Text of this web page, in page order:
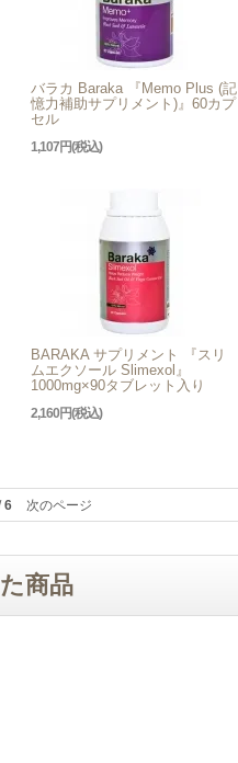
バラカ Baraka 『Memo Plus (記
憶力補助サプリメント)』60カプ
セル
1,107円(税込)
BARAKA サプリメント 『スリ
ムエクソール Slimexol』
1000mg×90タブレット入り
2,160円(税込)
6 次のページ
商品